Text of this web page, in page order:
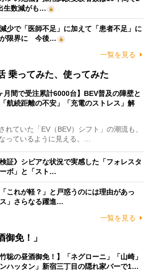
生数減がも…
少で「医師不足」に加えて「患者不足」に
が限界に 今後…
一覧を見る
乗ってみた、使ってみた
月間で受注累計6000台】BEV普及の障壁と
航続距離の不安」「充電のストレス」解
ていた「EV（BEV）シフト」の潮流も、
っているように見える。…
証》シビアな状況で実感した「フォレスタ
ボ」と「スト…
これが軽？」と戸惑うのには理由があっ
」さらなる躍進…
一覧を見る
御免！」
竹聡の昼酒御免！】「ネグローニ」「山崎」
ンハッタン」新宿三丁目の隠れ家バーで1…